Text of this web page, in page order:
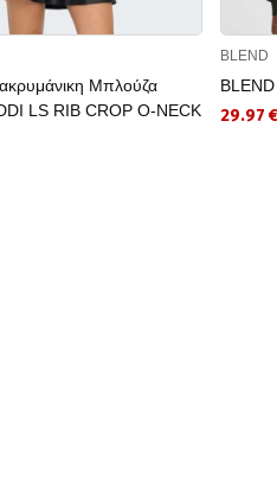
Μπλούζα
LS RIB CROP O-NECK
BLEND
29.97 €